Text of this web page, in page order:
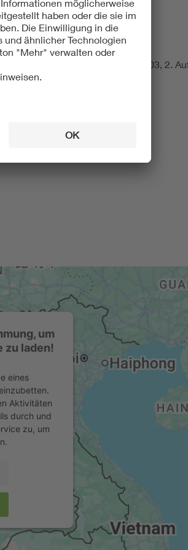
Brauweiler 1928 - 2003, 2.
um
zu laden!
eines
Aktivitäten
durch und
zu, um